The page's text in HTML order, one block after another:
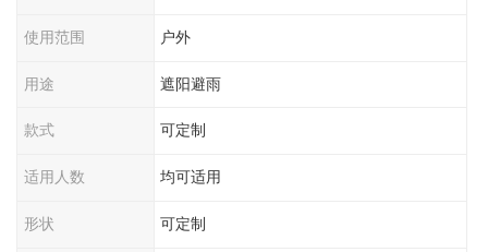
使用范围 户外
用途 遮阳避雨
款式 可定制
适用人数 均可适用
形状 可定制